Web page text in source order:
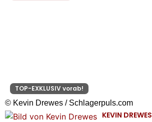
TOP-EXKLUSIV vorab!
© Kevin Drewes / Schlagerpuls.com
KEVIN DREWES